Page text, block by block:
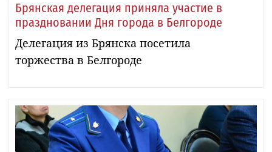
Брянская делегация приняла участие в
праздновании Дня города в Белгороде
Делегация из Брянска посетила
торжества в Белгороде